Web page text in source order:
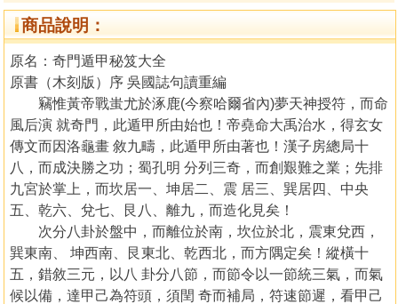
商品說明：
原名：奇門遁甲秘笈大全
原書（木刻版）序 吳國誌句讀重編
竊惟黃帝戰蚩尤於涿鹿(今察哈爾省內)夢天神授符，而命
風后演 就奇門，此遁甲所由始也！帝堯命大禹治水，得玄女
傳文而因洛龜畫 敘九疇，此遁甲所由著也！漢子房總局十
八，而成決勝之功；蜀孔明 分列三奇，而創艱難之業；先排
九宮於掌上，而坎居一、坤居二、震 居三、巽居四、中央
五、乾六、兌七、艮八、離九，而造化見矣！
次分八卦於盤中，而離位於南，坎位於北，震東兌西，
巽東南、 坤西南、艮東北、乾西北，而方隅定矣！縱橫十
五，錯敘三元，以八 卦分八節，而節令以一節統三氣，而氣
候以備，達甲己為符頭，須閏 奇而補局，符速節遲，看甲己